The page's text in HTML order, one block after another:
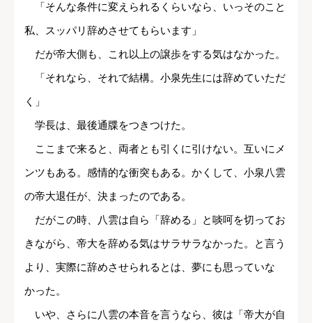
「そんな条件に変えられるくらいなら、いっそのこと
私、スッパリ辞めさせてもらいます」
だが帝大側も、これ以上の譲歩をする気はなかった。
「それなら、それで結構。小泉先生には辞めていただ
く」
学長は、最後通牒をつきつけた。
ここまで来ると、両者とも引くに引けない。互いにメ
ンツもある。感情的な衝突もある。かくして、小泉八雲
の帝大退任が、決まったのである。
だがこの時、八雲は自ら「辞める」と啖呵を切ってお
きながら、帝大を辞める気はサラサラなかった。と言う
より、実際に辞めさせられるとは、夢にも思っていな
かった。
いや、さらに八雲の本音を言うなら、彼は「帝大が自